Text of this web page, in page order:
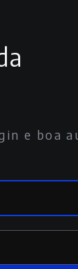
e boa